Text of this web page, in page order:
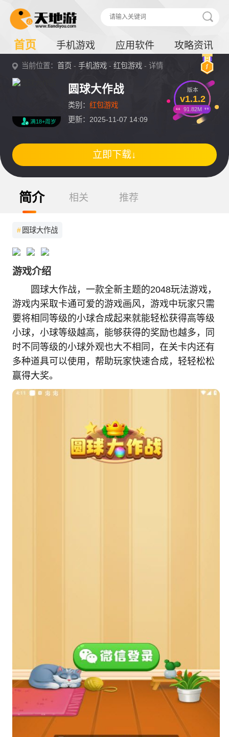
首页 手机游戏 应用软件 攻略资讯
当前位置：首页 -手机游戏 -红包游戏 - 详情
满18+周岁
圆球大作战
类别： 红包游戏
更新：2025-11-07 14:09
版本
v1.1.2
91.82M
立即下载↓
简介 相关 推荐
# 圆球大作战
游戏介绍
圆球大作战，一款全新主题的2048玩法游戏，
游戏内采取卡通可爱的游戏画风，游戏中玩家只需
要将相同等级的小球合成起来就能轻松获得高等级
小球，小球等级越高，能够获得的奖励也越多，同
时不同等级的小球外观也大不相同，在关卡内还有
多种道具可以使用，帮助玩家快速合成，轻轻松松
赢得大奖。